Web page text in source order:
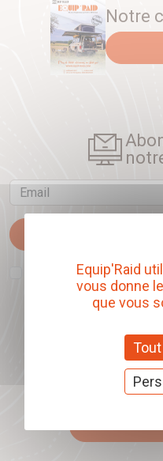
Notre
Email
J'accepte que l'ouverture des
comprendre les sujets qui
proposés. Ce choix est
mon inscription.
Equip'Raid
vous donne
que vous